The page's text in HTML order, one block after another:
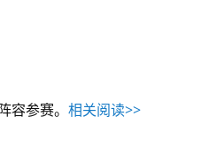
参赛。 相关阅读>>